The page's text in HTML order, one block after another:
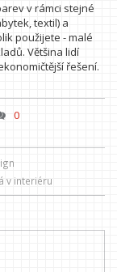
v rámci stejné
textil) a
použijete - malé
Většina lidí
řešení.
0
v interiéru